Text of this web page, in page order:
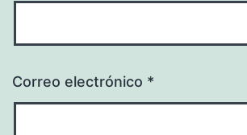
Correo electrónico *